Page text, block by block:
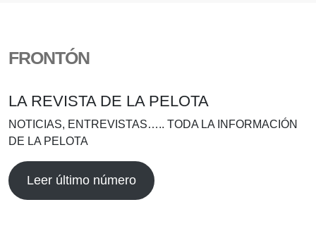
FRONTÓN
LA REVISTA DE LA PELOTA
NOTICIAS, ENTREVISTAS….. TODA LA INFORMACIÓN
DE LA PELOTA
Leer último número